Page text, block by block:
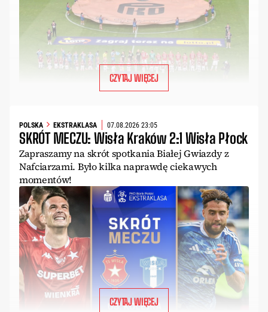
CZYTAJ WIĘCEJ
POLSKA EKSTRAKLASA 07.08.2026 23:05
SKRÓT MECZU: Wisła Kraków 2:1 Wisła Płock
Zapraszamy na skrót spotkania Białej Gwiazdy z
Nafciarzami. Było kilka naprawdę ciekawych
momentów!
CZYTAJ WIĘCEJ